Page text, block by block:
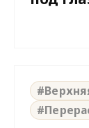
BEFORE